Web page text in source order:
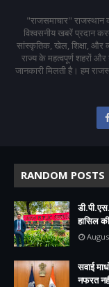
"राजसमाचार" राजस्थान
विश्वसनीय खबरें प्रदान
सांस्कृतिक, खेल, शिक्षा, और
राज्य के महत्वपूर्ण शहरों
जानकारी मिलती है। हम
RANDOM POSTS
हासिल
सवाई
नफरत